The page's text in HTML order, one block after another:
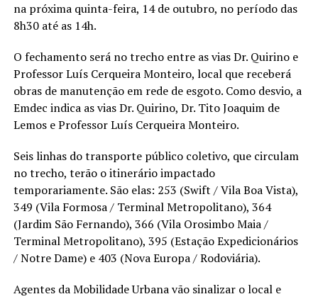
na próxima quinta-feira, 14 de outubro, no período das
8h30 até as 14h.
O fechamento será no trecho entre as vias Dr. Quirino e
Professor Luís Cerqueira Monteiro, local que receberá
obras de manutenção em rede de esgoto. Como desvio, a
Emdec indica as vias Dr. Quirino, Dr. Tito Joaquim de
Lemos e Professor Luís Cerqueira Monteiro.
Seis linhas do transporte público coletivo, que circulam
no trecho, terão o itinerário impactado
temporariamente. São elas: 253 (Swift / Vila Boa Vista),
349 (Vila Formosa / Terminal Metropolitano), 364
(Jardim São Fernando), 366 (Vila Orosimbo Maia /
Terminal Metropolitano), 395 (Estação Expedicionários
/ Notre Dame) e 403 (Nova Europa / Rodoviária).
Agentes da Mobilidade Urbana vão sinalizar o local e